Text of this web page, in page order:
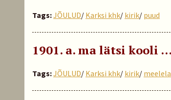
Tags:JÕULUD/ Karksi khk/ kirik/ puud
1901. a. ma lätsi kooli …
Tags:JÕULUD/ Karksi khk/ kirik/